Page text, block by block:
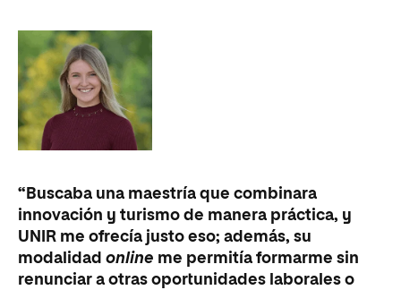
“Buscaba una maestría que combinara
innovación y turismo de manera práctica, y
UNIR me ofrecía justo eso; además, su
modalidad online me permitía formarme sin
renunciar a otras oportunidades laborales o